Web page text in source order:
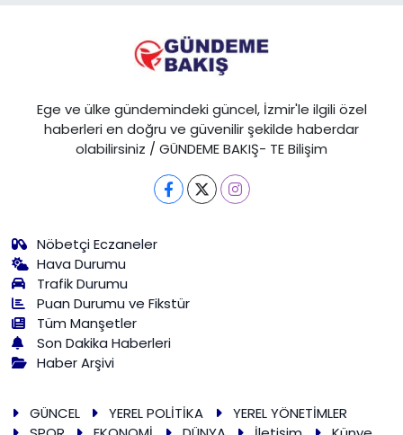
Ege ve ülke gündemindeki güncel, İzmir'le ilgili özel
haberleri en doğru ve güvenilir şekilde haberdar
olabilirsiniz / GÜNDEME BAKIŞ- TE Bilişim
Nöbetçi Eczaneler
Hava Durumu
Trafik Durumu
Puan Durumu ve Fikstür
Tüm Manşetler
Son Dakika Haberleri
Haber Arşivi
GÜNCEL YEREL POLİTİKA
YEREL YÖNETİMLER